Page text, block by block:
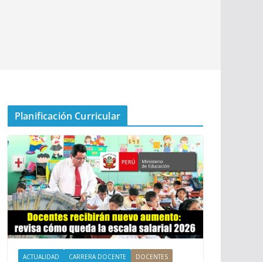
Planificación Curricular
ACTUALIDAD CARRERA DOCENTE
DOCENTES